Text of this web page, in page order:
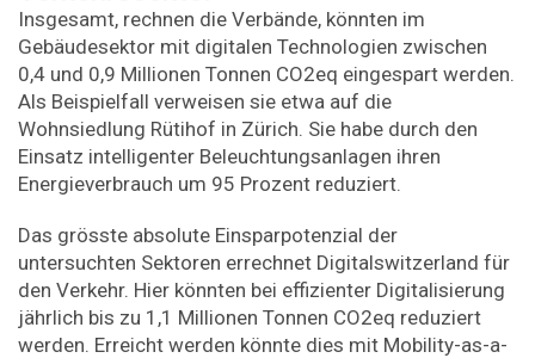
Insgesamt, rechnen die Verbände, könnten im
Gebäudesektor mit digitalen Technologien zwischen
0,4 und 0,9 Millionen Tonnen CO2eq eingespart werden.
Als Beispielfall verweisen sie etwa auf die
Wohnsiedlung Rütihof in Zürich. Sie habe durch den
Einsatz intelligenter Beleuchtungsanlagen ihren
Energieverbrauch um 95 Prozent reduziert.
Das grösste absolute Einsparpotenzial der
untersuchten Sektoren errechnet Digitalswitzerland für
den Verkehr. Hier könnten bei effizienter Digitalisierung
jährlich bis zu 1,1 Millionen Tonnen CO2eq reduziert
werden. Erreicht werden könnte dies mit Mobility-as-a-